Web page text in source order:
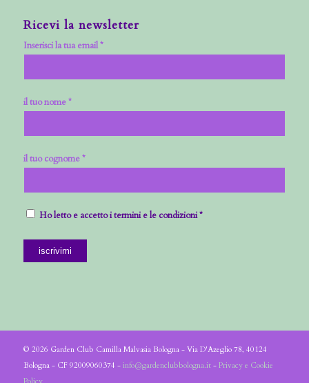
Ricevi la newsletter
Inserisci la tua email *
il tuo nome *
il tuo cognome *
Ho letto e accetto i termini e le condizioni *
© 2026 Garden Club Camilla Malvasia Bologna - Via D'Azeglio 78, 40124
Bologna - CF 92009060374 - info@gardenclubbologna.it- Privacy e Cookie